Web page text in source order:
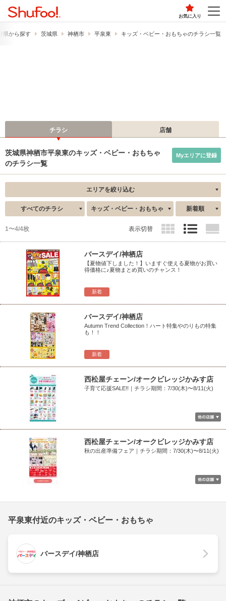
お気に入り
県から探す 茨城県 神栖市 平泉東 キッズ・ベビー・おもちゃのチラシ一覧
チラシ 店舗
茨城県神栖市平泉東のキッズ・ベビー・おもちゃ
のチラシ一覧
Myエリアに登録
エリアを絞り込む
すべてのチラシ キッズ・ベビー・おもちゃ 新着順
1〜4/4枚 表示切替
新着
バースデイ/神栖店
【夏物値下しました！】いますぐ使える夏物がお買い
得価格に♪夏物まとめ買いのチャンス！
新着
バースデイ/神栖店
Autumn Trend Collection！ハート特集やのりもの特集
も！！
西松屋チェーン/オークビレッジかみす店
子育て応援SALE!!｜チラシ期間：7/30(木)〜8/11(火)
西松屋チェーン/オークビレッジかみす店
秋の出産準備フェア｜チラシ期間：7/30(木)〜8/11(火)
平泉東付近のキッズ・ベビー・おもちゃ
バースデイ/神栖店